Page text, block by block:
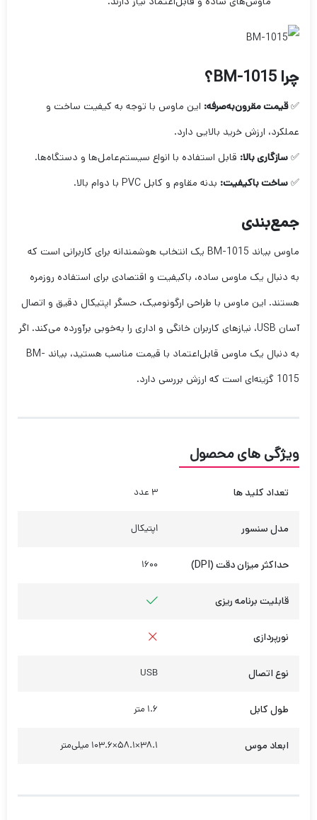
چرا BM-1015؟
✅قیمت مقرون‌به‌صرفه: این ماوس با توجه به کیفیت ساخت و
عملکرد، ارزش خرید بالایی دارد.
✅ سازگاری بالا: قابل استفاده با انواع سیستم‌عامل‌ها و دستگاه‌ها.
✅ ساخت باکیفیت: بدنه مقاوم و کابل PVC با دوام بالا.
جمع‌بندی
ماوس بیاند BM-1015 یک انتخاب هوشمندانه برای کاربرانی است که
به دنبال یک ماوس ساده، باکیفیت و اقتصادی برای استفاده روزمره
هستند. این ماوس با طراحی ارگونومیک، حسگر اپتیکال دقیق و اتصال
آسان USB، نیازهای کاربران خانگی و اداری را به‌خوبی برآورده می‌کند. اگر
به دنبال یک ماوس قابل‌اعتماد با قیمت مناسب هستید، بیاند BM-
1015 گزینه‌ای است که ارزش بررسی دارد.
ویژگی های محصول
تعداد کلید ها 3 عدد
مدل سنسور اپتیکال
حداکثر میزان دقت (DPI) 1600
قابلیت برنامه ریزی
نورپردازی
نوع اتصال USB
طول کابل 1.6 متر
ابعاد موس ۳۸.۱×۵۸.۱×۱۰۳.۶ میلی‌متر